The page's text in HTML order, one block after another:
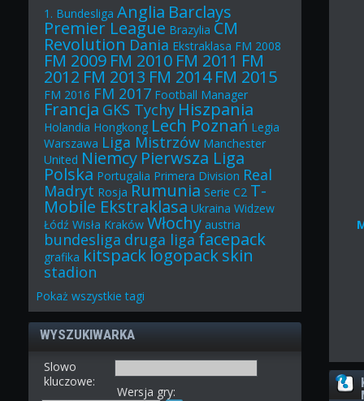
1. Bundesliga Anglia Barclays
Premier League Brazylia CM
Revolution Dania Ekstraklasa FM 2008
FM 2009 FM 2010 FM 2011 FM
2012 FM 2013 FM 2014 FM 2015
FM 2016 FM 2017 Football Manager
Francja GKS Tychy Hiszpania
Holandia Hongkong Lech Poznań Legia
Warszawa Liga Mistrzów Manchester
United Niemcy Pierwsza Liga
Polska Portugalia Primera Division Real
Madryt Rosja Rumunia Serie C2 T-
Mobile Ekstraklasa Ukraina Widzew
Łódź Wisła Kraków Włochy austria
bundesliga druga ligafacepack
grafika kitspacklogopackskin
stadion
Pokażwszystkie tagi
WYSZUKIWARKA
Slowo
kluczowe:
Wersja gry: